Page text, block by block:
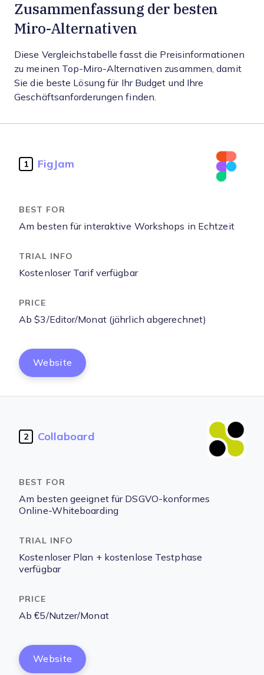
Zusammenfassung der besten
Miro-Alternativen
Diese Vergleichstabelle fasst die Preisinformationen
zu meinen Top-Miro-Alternativen zusammen, damit
Sie die beste Lösung für Ihr Budget und Ihre
Geschäftsanforderungen finden.
1 FigJam
Am besten für interaktive Workshops in Echtzeit
Kostenloser Tarif verfügbar
Ab $3/Editor/Monat (jährlich abgerechnet)
Website
2 Collaboard
Am besten geeignet für DSGVO-konformes
Online-Whiteboarding
Kostenloser Plan + kostenlose Testphase
verfügbar
Ab €5/Nutzer/Monat
Website